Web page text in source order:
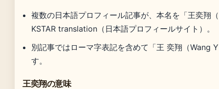
複数の日本語プロフィール記事が、本名を「王奕翔
KSTAR translation（日本語プロフィールサイト）。
別記事ではローマ字表記を含めて「王 奕翔（Wang
す。
王奕翔の意味